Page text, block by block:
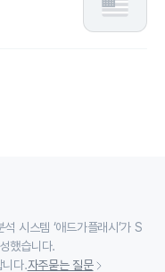
시스템 ‘애드가플래시’가 S
했습니다.
다.자주묻는 질문